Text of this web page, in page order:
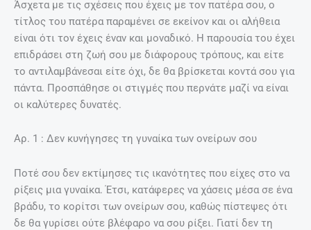
Άσχετα με τις σχέσεις που έχεις με τον πατέρα σου, ο
τίτλος του πατέρα παραμένει σε εκείνον και οι αλήθεια
είναι ότι τον έχεις έναν και μοναδικό. Η παρουσία του έχει
επιδράσει στη ζωή σου με διάφορους τρόπους, και είτε
το αντιλαμβάνεσαι είτε όχι, δε θα βρίσκεται κοντά σου για
πάντα. Προσπάθησε οι στιγμές που περνάτε μαζί να είναι
οι καλύτερες δυνατές.
Aρ. 1 : Δεν κυνήγησες τη γυναίκα των ονείρων σου
Ποτέ σου δεν εκτίμησες τις ικανότητες που είχες στο να
ρίξεις μια γυναίκα. Έτσι, κατάφερες να χάσεις μέσα σε ένα
βράδυ, το κορίτσι των ονείρων σου, καθώς πίστεψες ότι
δε θα γυρίσει ούτε βλέφαρο να σου ρίξει. Γιατί δεν τη